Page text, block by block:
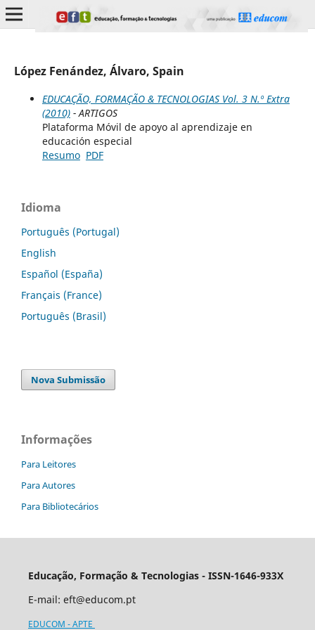
López Fenández, Álvaro, Spain
EDUCAÇÃO, FORMAÇÃO & TECNOLOGIAS Vol. 3 N.º Extra
(2010)- ARTIGOS
Plataforma Móvil de apoyo al aprendizaje en
educación especial
Resumo PDF
Idioma
Português (Portugal)
English
Español (España)
Français (France)
Português (Brasil)
Nova Submissão
Informações
Para Leitores
Para Autores
Para Bibliotecários
Educação, Formação & Tecnologias - ISSN-1646-933X
E-mail: eft@educom.pt
EDUCOM - APTE